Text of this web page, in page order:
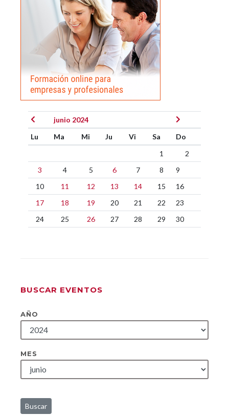
junio 2024
Lu
Ma Mi Ju Vi Sa
Do
1
2
3
4 5 6 7 8
9
10
11 12 13 14 15
16
17
18 19 20 21 22
23
24
25 26 27 28 29 30
BUSCAR EVENTOS
AÑO
MES
Buscar